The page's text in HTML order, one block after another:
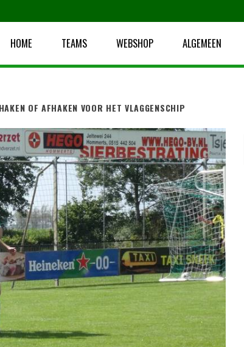
HOME TEAMS WEBSHOP ALGEMEEN
OF AFHAKEN VOOR HET VLAGGENSCHIP